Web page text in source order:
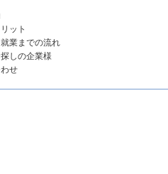
ット
業までの流れ
しの企業様
せ